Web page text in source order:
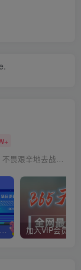
面对困难的时候，要勇敢、执着、不畏艰辛地去战胜它
全网VIP课程 无损下载~